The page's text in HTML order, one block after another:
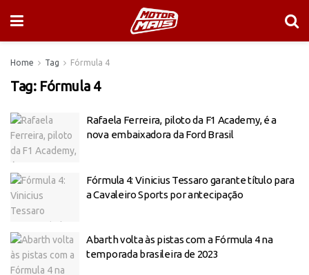
Home Tag Fórmula 4
Tag: Fórmula 4
Rafaela Ferreira, piloto da F1 Academy, é a
nova embaixadora da Ford Brasil
Fórmula 4: Vinicius Tessaro garante título para
a Cavaleiro Sports por antecipação
Abarth volta às pistas com a Fórmula 4 na
temporada brasileira de 2023